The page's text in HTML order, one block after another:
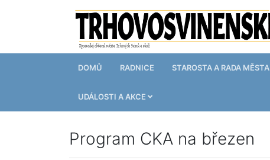
DOMŮ RADNICE STAROSTA A RADA MĚSTA
UDÁLOSTI A AKCE
Program CKA na březen